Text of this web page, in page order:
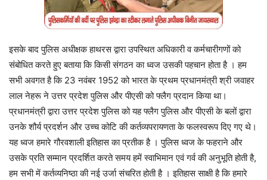
इसके बाद पुलिस अधीक्षक हाथरस द्वारा उपस्थित अधिकारी व कर्मचारीगणों को
संबोधित करते हुए बताया कि किसी संगठन का ध्वज उसकी पहचान होता है । हम
सभी अवगत है कि 23 नवंबर 1952 को भारत के प्रथम प्रधानमंत्री श्री जवाहर
लाल नेहरू ने उत्तर प्रदेश पुलिस और पीएसी को फ्लैग प्रदान किया था।
प्रधानमंत्री द्वारा उत्तर प्रदेश पुलिस को यह फ्लैग पुलिस और पीएसी के बलों द्वारा
उनके शौर्य प्रदर्शन और उच्च कोटि की कर्तव्यपरायणता के फलस्वरूप दिए गए थे।
यह ध्वज हमारे गौरवशाली इतिहास का प्रतीक है । पुलिस ध्वज के फहराने और
उसके प्रति सम्मान प्रदर्शित करते समय हमें स्वाभिमान एवं गर्व की अनुभूति होती है,
हम सभी में कर्तव्यनिष्ठा की नई उर्जा संचरित होती है । इतिहास साक्षी है कि हमारे